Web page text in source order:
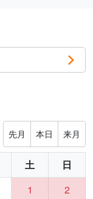
先月 本日 来月
土
日
1
2